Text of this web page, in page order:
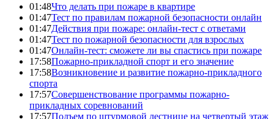
01:48Что делать при пожаре в квартире
01:47Тест по правилам пожарной безопасности онлайн
01:47Действия при пожаре: онлайн-тест с ответами
01:47Тест по пожарной безопасности для взрослых
01:47Онлайн-тест: сможете ли вы спастись при пожаре
17:58Пожарно-прикладной спорт и его значение
17:58Возникновение и развитие пожарно-прикладного
спорта
17:57Совершенствование программы пожарно-
прикладных соревнований
17:57Подъем по штурмовой лестнице на четвертый этаж